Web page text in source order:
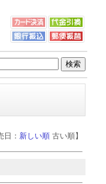
日： 新しい順 古い順】